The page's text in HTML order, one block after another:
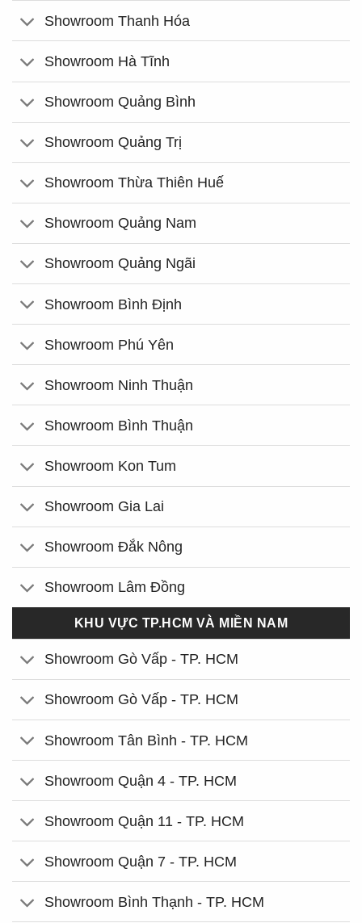
Showroom Thanh Hóa
Showroom Hà Tĩnh
Showroom Quảng Bình
Showroom Quảng Trị
Showroom Thừa Thiên Huế
Showroom Quảng Nam
Showroom Quảng Ngãi
Showroom Bình Định
Showroom Phú Yên
Showroom Ninh Thuận
Showroom Bình Thuận
Showroom Kon Tum
Showroom Gia Lai
Showroom Đắk Nông
Showroom Lâm Đồng
KHU VỰC TP.HCM VÀ MIỀN NAM
Showroom Gò Vấp - TP. HCM
Showroom Gò Vấp - TP. HCM
Showroom Tân Bình - TP. HCM
Showroom Quận 4 - TP. HCM
Showroom Quận 11 - TP. HCM
Showroom Quận 7 - TP. HCM
Showroom Bình Thạnh - TP. HCM